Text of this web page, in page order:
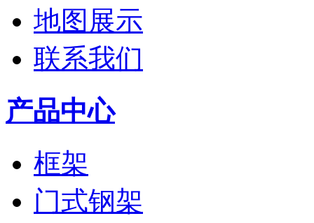
地图展示
联系我们
产品中心
框架
门式钢架